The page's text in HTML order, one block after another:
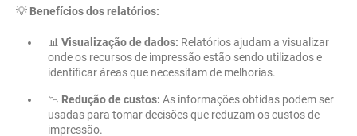
💡 Benefícios dos relatórios:
📊 Visualização de dados: Relatórios ajudam a visualizar
onde os recursos de impressão estão sendo utilizados e
identificar áreas que necessitam de melhorias.
📉 Redução de custos: As informações obtidas podem ser
usadas para tomar decisões que reduzam os custos de
impressão.